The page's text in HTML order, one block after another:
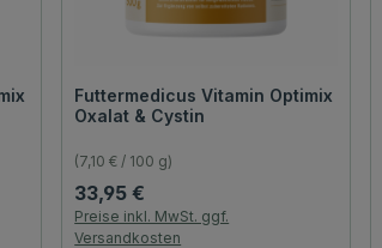
Futtermedicus Vitamin Optimix
Oxalat & Cystin
(7,10 € / 100 g)
Regulärer Preis:
33,95 €
Preise inkl. MwSt. ggf.
Versandkosten